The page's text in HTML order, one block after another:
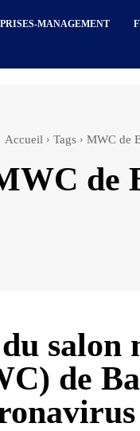
MANAGEMENT
Accueil Tags MWC de
de
salon
de